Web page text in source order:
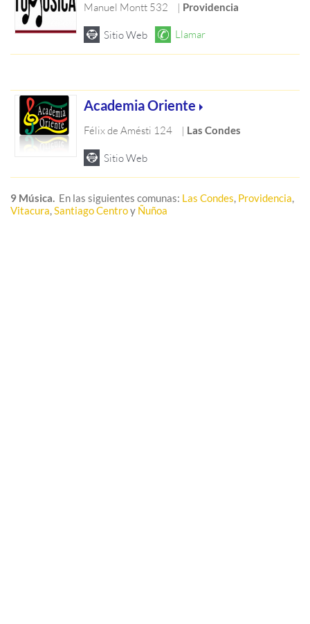
Manuel Montt 532 | Providencia
Academia Oriente
Félix de Amésti 124 | Las Condes
9 Música. En las siguientes comunas: Las Condes, Providencia,
Vitacura,Santiago Centroy Ñuñoa